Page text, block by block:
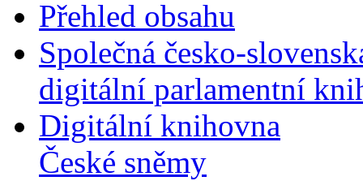
Přehled obsahu
Společná česko-
digitální parlamentní
Digitální knihovna
České sněmy